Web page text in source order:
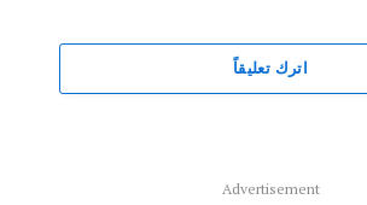
اترك تعليقاً
Advertisement